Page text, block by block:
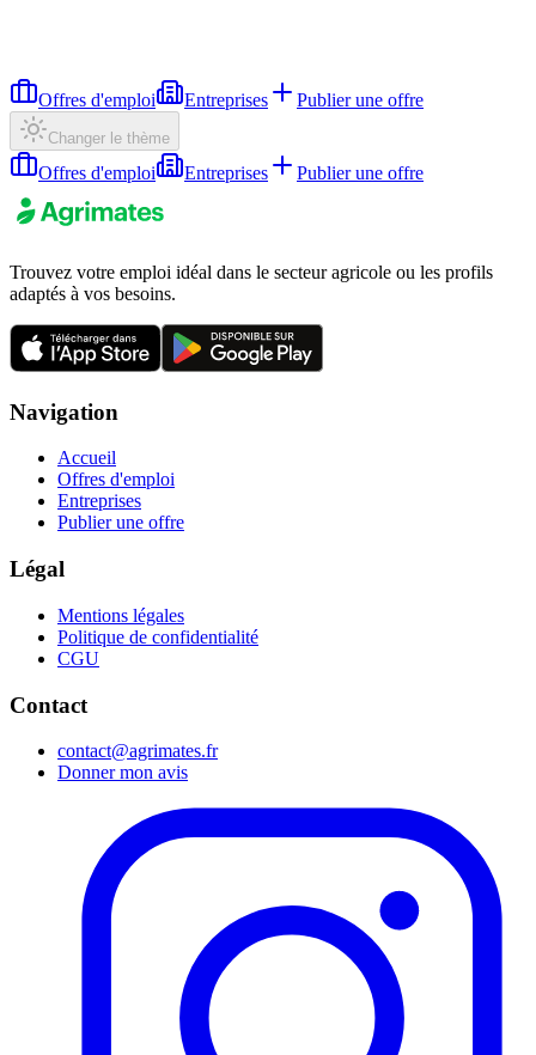
Offres d'emploi Entreprises Publier une offre
Changer le thème
Offres d'emploi Entreprises Publier une offre
Trouvez votre emploi idéal dans le secteur agricole ou les profils
adaptés à vos besoins.
Navigation
Accueil
Offres d'emploi
Entreprises
Publier une offre
Légal
Mentions légales
Politique de confidentialité
CGU
Contact
contact@agrimates.fr
Donner mon avis